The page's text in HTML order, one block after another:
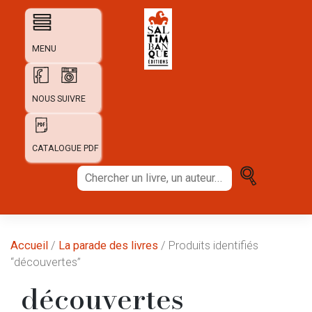
MENU
NOUS SUIVRE
CATALOGUE PDF
Chercher
un
auteur...
Accueil / La parade des livres / Produits identifiés
“découvertes”
découvertes